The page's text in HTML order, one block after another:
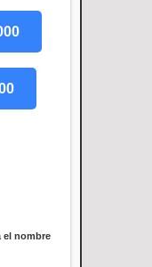
el nombre